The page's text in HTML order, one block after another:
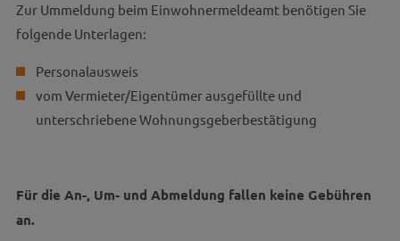
Zur Ummeldung beim Einwohnermeldeamt benötigen Sie
folgende Unterlagen:
Personalausweis
vom Vermieter/Eigentümer ausgefüllte und
unterschriebene Wohnungsgeberbestätigung
Für die An-, Um- und Abmeldung fallen keine Gebühren
an.